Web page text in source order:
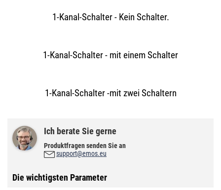
1-Kanal-Schalter - Kein Schalter.
1-Kanal-Schalter - mit einem Schalter
1-Kanal-Schalter -mit zwei Schaltern
Ich berate Sie gerne
Produktfragen senden Sie an
support@emos.eu
Die wichtigsten Parameter